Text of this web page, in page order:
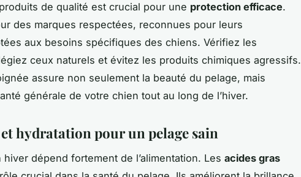
de qualité est crucial pour une protection efficace.
des marques respectées, reconnues pour leurs
aux besoins spécifiques des chiens. Vérifiez les
ceux naturels et évitez les produits chimiques agressifs.
assure non seulement la beauté du pelage, mais
générale de votre chien tout au long de l’hiver.
hydratation pour un pelage sain
hiver dépend fortement de l’alimentation. Les acides gras